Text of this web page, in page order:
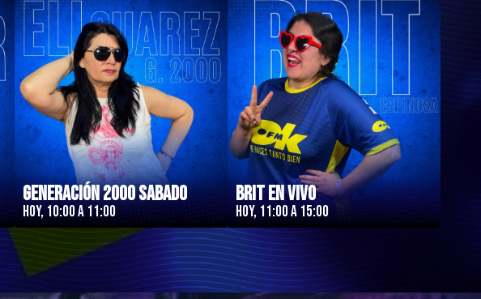
Generación 2000 Sabado
Hoy, 10:00 a 11:00
Brit en Vivo
Hoy, 11:00 a 15:00